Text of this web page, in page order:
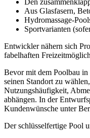
Den
Aus Glasfasern,
Hydromassage-
Sportvarianten
Entwickler nähern sich
fabelhaften
Bevor mit dem Poolbau
seinen Standort zu
Nutzungshäufigkeit,
abhängen. In der
Kundenwünsche unter
Der schlüsselfertige Pool